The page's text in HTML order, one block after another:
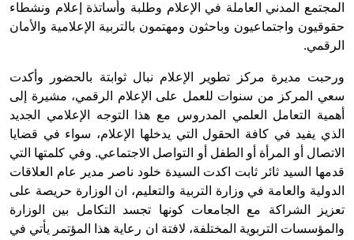
المجتمع المدني العاملة في الإعلام وطلبة وأساتذة إعلام ونشطاء
حقوقيون واجتماعيون وباحثون ومهتمون بالتربية الإعلامية والأمان
الرقمي.
ورحبت مديرة مركز تطوير الإعلام نبال ثوابتة بالحضور وأكدت
سعي المركز من سنوات للعمل على الإعلام الرقمي، مشيرة إلى
أهمية التعامل العلمي المدروس مع هذا التوجه الإعلامي الجديد
الذي يفيد في كافة الحقول التي يدخلها الإعلام، سواء في قضايا
الاتصال أو المرأة أو الطفل أو التواصل الاجتماعي. وفي كلمتها التي
قدمها السيد ثائر ثابت اكدت السيدة خلود ناصر مدير عام العلاقات
الدولية والعامة في وزارة التربية والتعليم، ان الوزارة حريصة على
تعزيز الشراكة مع الجامعات كونها تجسد التكامل بين الوزارة
والمؤسسات التربوية المختلفة، لافتة ان رعاية هذا المؤتمر يأتي في